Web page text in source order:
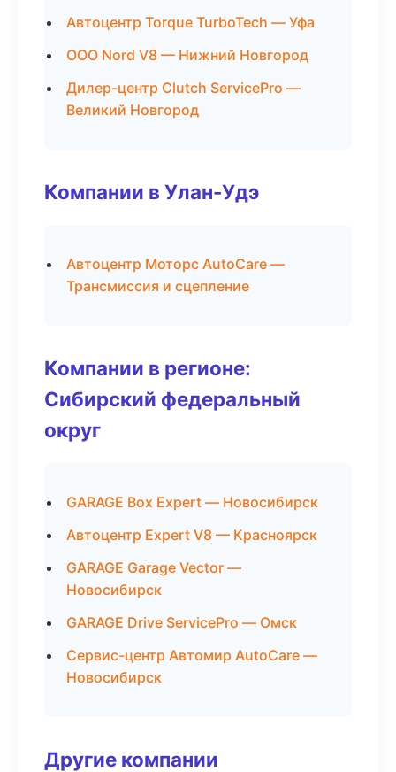
Автоцентр Torque TurboTech — Уфа
ООО Nord V8 — Нижний Новгород
Дилер-центр Clutch ServicePro —
Великий Новгород
Компании в Улан-Удэ
Автоцентр Моторс AutoCare —
Трансмиссия и сцепление
Компании в регионе:
Сибирский федеральный
округ
GARAGE Box Expert — Новосибирск
Автоцентр Expert V8 — Красноярск
GARAGE Garage Vector —
Новосибирск
GARAGE Drive ServicePro — Омск
Сервис-центр Автомир AutoCare —
Новосибирск
Другие компании